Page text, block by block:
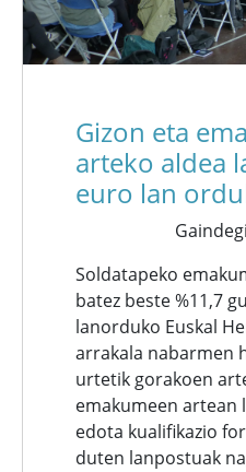
Gizon eta
arteko aldea
euro lan
Soldatapeko
batez beste %11,7
lanorduko Euskal
arrakala nabarmen
urtetik gorakoen
emakumeen artean
edota kualifikazio
duten lanpostuak